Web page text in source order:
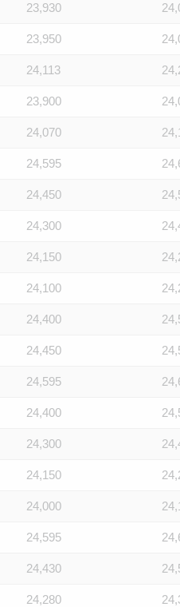
23,930
23,950
24,113
23,900
24,070
24,595
24,450
24,300
24,150
24,100
24,400
24,450
24,595
24,400
24,300
24,150
24,000
24,595
24,430
24,280